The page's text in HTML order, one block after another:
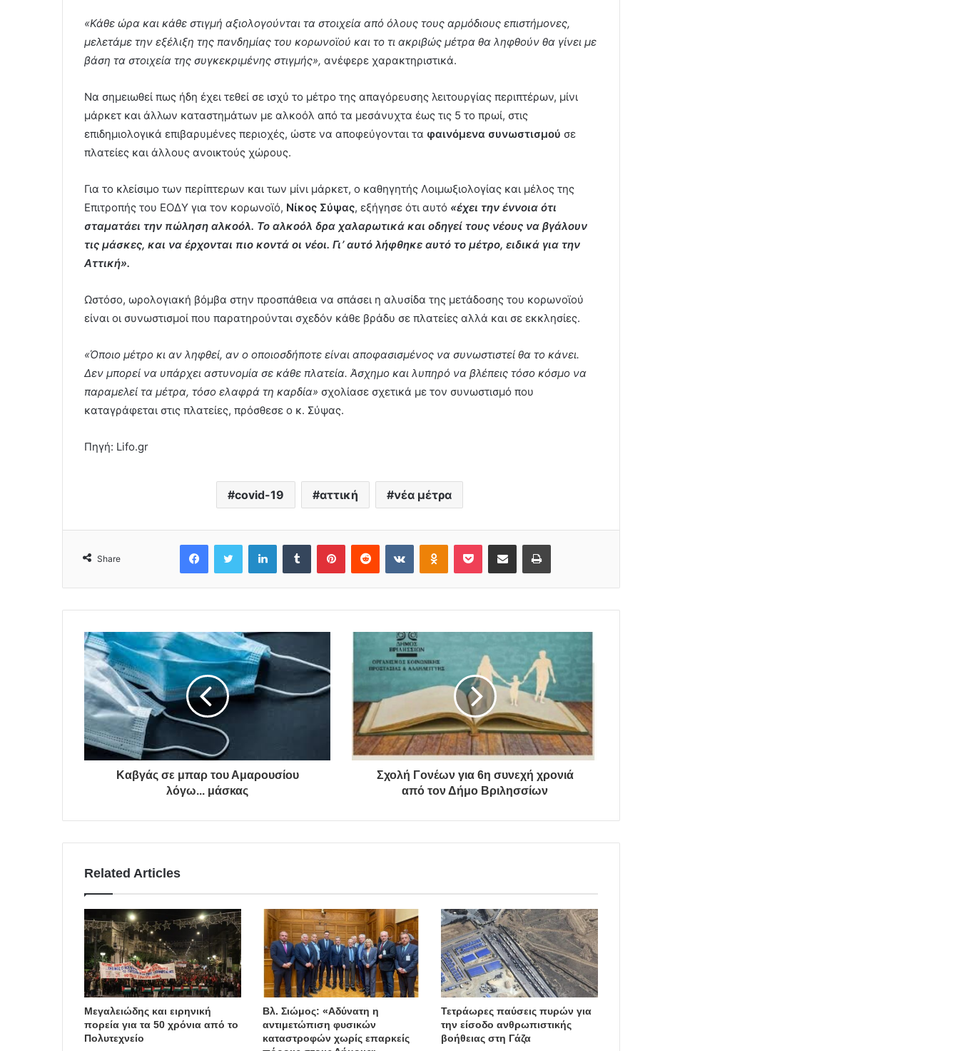
«Κάθε ώρα και κάθε στιγμή αξιολογούνται τα στοιχεία από όλους τους αρμόδιους επιστήμονες,
μελετάμε την εξέλιξη της πανδημίας του κορωνοϊού και το τι ακριβώς μέτρα θα ληφθούν θα γίνει µε
βάση τα στοιχεία της συγκεκριμένης στιγμής», ανέφερε χαρακτηριστικά.
Να σημειωθεί πως ήδη έχει τεθεί σε ισχύ το μέτρο της απαγόρευσης λειτουργίας περιπτέρων, μίνι
μάρκετ και άλλων καταστημάτων με αλκοόλ από τα μεσάνυχτα έως τις 5 το πρωί, στις
επιδημιολογικά επιβαρυμένες περιοχές, ώστε να αποφεύγονται τα φαινόμενα συνωστισμού σε
πλατείες και άλλους ανοικτούς χώρους.
Για το κλείσιμο των περίπτερων και των μίνι μάρκετ, ο καθηγητής Λοιμωξιολογίας και μέλος της
Επιτροπής του ΕΟΔΥ για τον κορωνοϊό, Νίκος Σύψας, εξήγησε ότι αυτό «έχει την έννοια ότι
σταματάει την πώληση αλκοόλ. Το αλκοόλ δρα χαλαρωτικά και οδηγεί τους νέους να βγάλουν
τις μάσκες, και να έρχονται πιο κοντά οι νέοι. Γι’ αυτό λήφθηκε αυτό το μέτρο, ειδικά για την
Αττική».
Ωστόσο, ωρολογιακή βόμβα στην προσπάθεια να σπάσει η αλυσίδα της μετάδοσης του κορωνοϊού
είναι οι συνωστισμοί που παρατηρούνται σχεδόν κάθε βράδυ σε πλατείες αλλά και σε εκκλησίες.
«Όποιο μέτρο κι αν ληφθεί, αν ο οποιοσδήποτε είναι αποφασισμένος να συνωστιστεί θα το κάνει.
Δεν μπορεί να υπάρχει αστυνομία σε κάθε πλατεία. Άσχημο και λυπηρό να βλέπεις τόσο κόσμο να
παραμελεί τα μέτρα, τόσο ελαφρά τη καρδία» σχολίασε σχετικά με τον συνωστισμό που
καταγράφεται στις πλατείες, πρόσθεσε ο κ. Σύψας.
Πηγή: Lifo.gr
covid-19 αττική νέα μέτρα
Share
Καβγάς σε μπαρ του Αμαρουσίου
λόγω... μάσκας
Σχολή Γονέων για 6η συνεχή χρονιά
από τον Δήμο Βριλησσίων
Related Articles
Μεγαλειώδης και ειρηνική
πορεία για τα 50 χρόνια από το
Πολυτεχνείο
Βλ. Σιώμος: «Αδύνατη η
αντιμετώπιση φυσικών
καταστροφών χωρίς επαρκείς
Τετράωρες παύσεις πυρών για
την είσοδο ανθρωπιστικής
βοήθειας στη Γάζα